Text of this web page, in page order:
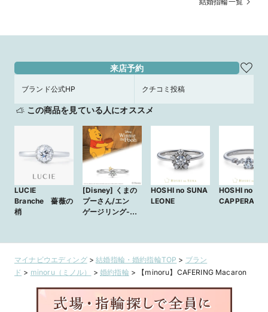
来店予約
ブランド公式HP クチコミ投稿
この商品を見ている人にオススメ
LUCIE
Branche 薔薇の
梢
[Disney] くまの
プーさん/エン
ゲージリング-
HOSHI no SUNA
LEONE
HOSHI no
CAPPERA
マイナビウエディング>結婚指輪・婚約指輪TOP > ブラン
ド > minoru（ミノル） >婚約指輪 > 【minoru】CAFERING Macaron